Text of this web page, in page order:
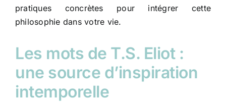
pratiques concrètes pour intégrer cette
philosophie dans votre vie.
Les mots de T.S. Eliot :
une source d’inspiration
intemporelle